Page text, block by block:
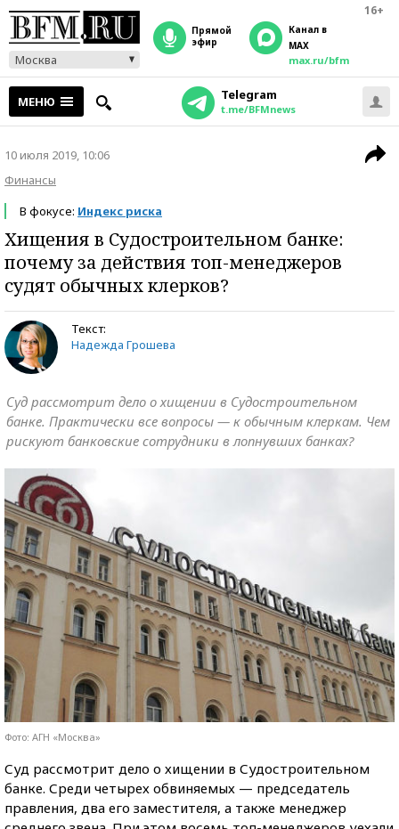
16+
Москва
прямой
эфир
Канал в
MAX
max.ru/bfm
МЕНЮ Telegram
t.me/BFMnews
10 июля 2019, 10:06
Финансы
В фокусе: Индекс риска
Хищения в Судостроительном банке:
почему за действия топ-менеджеров
судят обычных клерков?
Текст:
Надежда Грошева
Суд рассмотрит дело о хищении в Судостроительном
банке. Практически все вопросы — к обычным клеркам. Чем
рискуют банковские сотрудники в лопнувших банках?
Фото: АГН «Москва»
Суд рассмотрит дело о хищении в Судостроительном
банке. Среди четырех обвиняемых — председатель
правления, два его заместителя, а также менеджер